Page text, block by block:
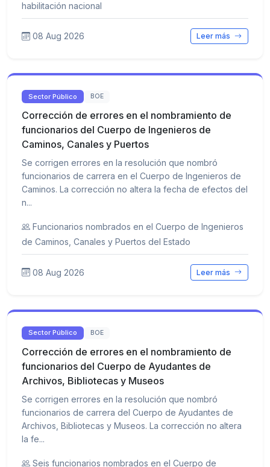
habilitación nacional
08 Aug 2026 Leer más
Sector Público BOE
Corrección de errores en el nombramiento de
funcionarios del Cuerpo de Ingenieros de
Caminos, Canales y Puertos
Se corrigen errores en la resolución que nombró
funcionarios de carrera en el Cuerpo de Ingenieros de
Caminos. La corrección no altera la fecha de efectos del
n...
Funcionarios nombrados en el Cuerpo de Ingenieros
de Caminos, Canales y Puertos del Estado
08 Aug 2026 Leer más
Sector Público BOE
Corrección de errores en el nombramiento de
funcionarios del Cuerpo de Ayudantes de
Archivos, Bibliotecas y Museos
Se corrigen errores en la resolución que nombró
funcionarios de carrera del Cuerpo de Ayudantes de
Archivos, Bibliotecas y Museos. La corrección no altera
la fe...
Seis funcionarios nombrados en el Cuerpo de